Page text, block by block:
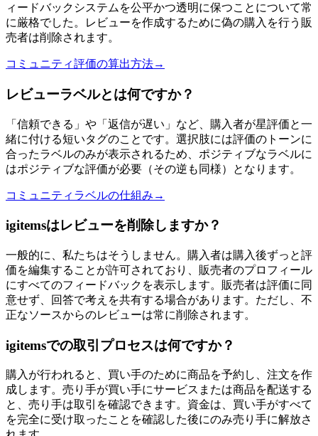
ィードバックシステムを公平かつ透明に保つことについて常
に厳格でした。レビューを作成するために偽の購入を行う販
売者は削除されます。
コミュニティ評価の算出方法→
レビューラベルとは何ですか？
「信頼できる」や「返信が遅い」など、購入者が星評価と一
緒に付ける短いタグのことです。選択肢には評価のトーンに
合ったラベルのみが表示されるため、ポジティブなラベルに
はポジティブな評価が必要（その逆も同様）となります。
コミュニティラベルの仕組み →
igitemsはレビューを削除しますか？
一般的に、私たちはそうしません。購入者は購入後ずっと評
価を編集することが許可されており、販売者のプロフィール
にすべてのフィードバックを表示します。販売者は評価に同
意せず、回答で考えを共有する場合があります。ただし、不
正なソースからのレビューは常に削除されます。
igitemsでの取引プロセスは何ですか？
購入が行われると、買い手のために商品を予約し、注文を作
成します。売り手が買い手にサービスまたは商品を配送する
と、売り手は取引を確認できます。資金は、買い手がすべて
を完全に受け取ったことを確認した後にのみ売り手に解放さ